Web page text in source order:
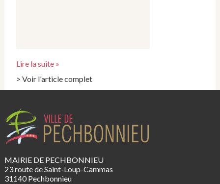
Lire la suite »
> Voir l'article complet
MAIRIE DE PECHBONNIEU
23 route de Saint-Loup-Cammas
31140 Pechbonnieu